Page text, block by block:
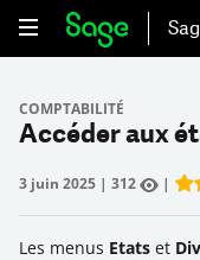
COMPTABILITÉ
Accéder aux
3 juin 2025 | 312 |
Les menus Etats et